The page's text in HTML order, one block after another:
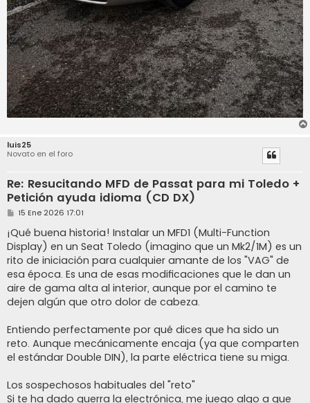
luis25
Novato en el foro
Re: Resucitando MFD de Passat para mi Toledo +
Petición ayuda idioma (CD DX)
M
n
s
a
j
e
15 Ene 2026 17:01
¡Qué buena historia! Instalar un MFD1 (Multi-Function
Display) en un Seat Toledo (imagino que un Mk2/1M) es un
rito de iniciación para cualquier amante de los "VAG" de
esa época. Es una de esas modificaciones que le dan un
aire de gama alta al interior, aunque por el camino te
dejen algún que otro dolor de cabeza.
Entiendo perfectamente por qué dices que ha sido un
reto. Aunque mecánicamente encaja (ya que comparten
el estándar Double DIN), la parte eléctrica tiene su miga.
Los sospechosos habituales del "reto"
Si te ha dado guerra la electrónica, me juego algo a que